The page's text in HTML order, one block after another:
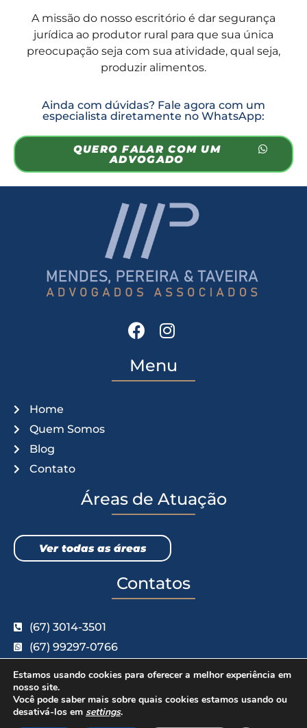
A missão do nosso escritório é dar segurança
jurídica ao produtor rural para que sua única
preocupação seja com sua atividade, qual seja,
produzir alimentos.
Ainda com dúvidas? Fale agora com um
especialista diretamente no WhatsApp:
QUERO FALAR COM UM
ADVOGADO
Menu
Home
Quem Somos
Blog
Contato
Áreas de Atuação
Ver todas as áreas
Contatos
(67) 3014-3501
(67) 99297-0766
R. Boa Vista, 304 - Centro, Campo Grande - MS,
79002-150
Estamos usando cookies para oferecer a melhor experiência em
nosso site.
Você pode saber mais sobre quais cookies estamos usando ou
desativá-los em settings.